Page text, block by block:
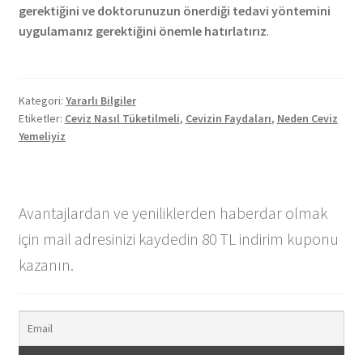
gerektiğini ve doktorunuzun önerdiği tedavi yöntemini
uygulamanız gerektiğini önemle hatırlatırız.
Kategori: Yararlı Bilgiler
Etiketler: Ceviz Nasıl Tüketilmeli, Cevizin Faydaları, Neden Ceviz
Yemeliyiz
Avantajlardan ve yeniliklerden haberdar olmak
için mail adresinizi kaydedin 80 TL indirim kuponu
kazanın.